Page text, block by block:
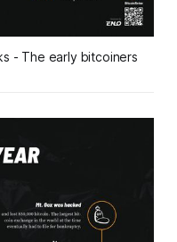
- The early bitcoiners